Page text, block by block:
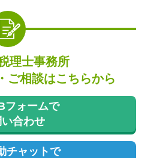
理士事務所
ご相談はこちらから
フォームで
合わせ
チャットで